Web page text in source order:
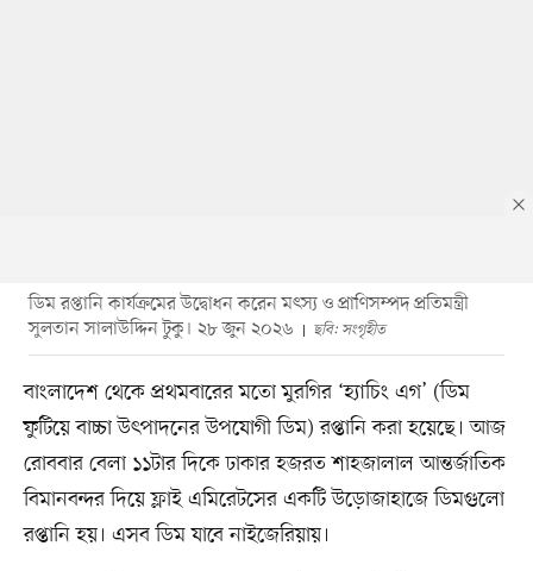
ডিম রপ্তানি কার্যক্রমের উদ্বোধন করেন মৎস্য ও প্রাণিসম্পদ প্রতিমন্ত্রী
সুলতান সালাউদ্দিন টুকু। ২৮ জুন ২০২৬
ছবি: সংগৃহীত
বাংলাদেশ থেকে প্রথমবারের মতো মুরগির ‘হ্যাচিং এগ’ (ডিম
ফুটিয়ে বাচ্চা উৎপাদনের উপযোগী ডিম) রপ্তানি করা হয়েছে। আজ
রোববার বেলা ১১টার দিকে ঢাকার হজরত শাহজালাল আন্তর্জাতিক
বিমানবন্দর দিয়ে ফ্লাই এমিরেটসের একটি উড়োজাহাজে ডিমগুলো
রপ্তানি হয়। এসব ডিম যাবে নাইজেরিয়ায়।